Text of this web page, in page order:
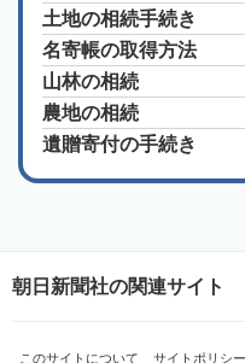
土地の相続手続き
名寄帳の取得方法
山林の相続
農地の相続
遺贈寄付の手続き
朝日新聞社の関連サイト
このサイトについて サイトポリシー